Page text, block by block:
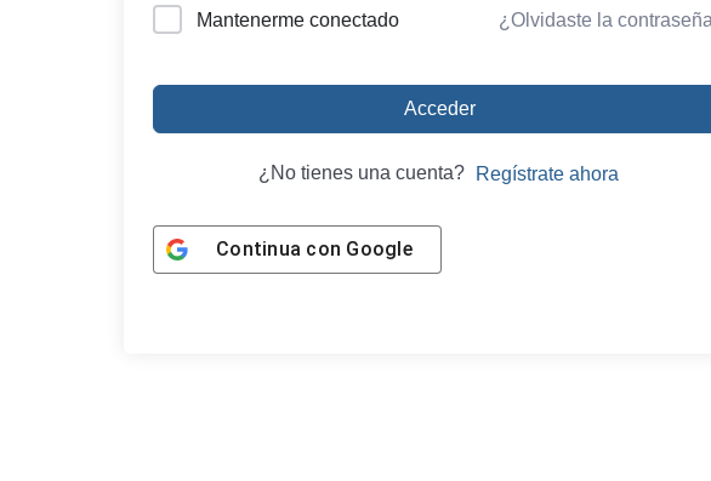
Mantenerme conectado ¿Olvidaste la
Acceder
¿No tienes una cuenta? Regístrate ahora
Continua con Google